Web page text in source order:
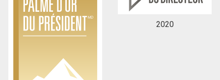
Message
2020